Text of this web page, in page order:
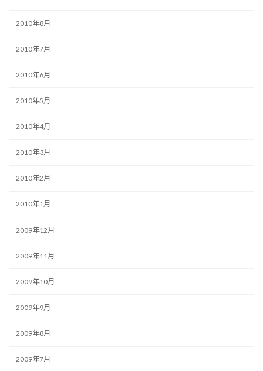
2010年8月
2010年7月
2010年6月
2010年5月
2010年4月
2010年3月
2010年2月
2010年1月
2009年12月
2009年11月
2009年10月
2009年9月
2009年8月
2009年7月